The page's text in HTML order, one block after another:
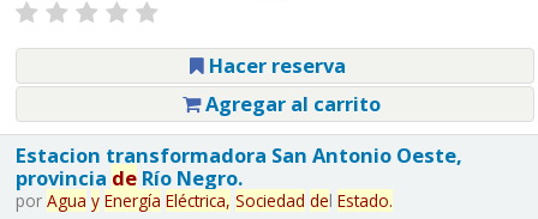
Hacer reserva
Agregar al carrito
Estacion transformadora San Antonio Oeste,
provincia deRío Negro.
por Agua y Energía Eléctrica, Sociedad del Estado.